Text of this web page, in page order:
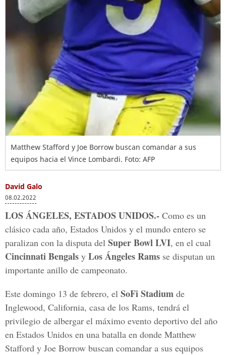
Matthew Stafford y Joe Borrow buscan comandar a sus
equipos hacia el Vince Lombardi. Foto: AFP
David Galo
08.02.2022
LOS ÁNGELES, ESTADOS UNIDOS.- Como es un
clásico cada año, Estados Unidos y el mundo entero se
paralizan con la disputa del Super BowlLVI, en el cual
Cincinnati Bengals y Los Ángeles Rams se disputan un
importante anillo de campeonato.
Este domingo 13 de febrero, el SoFi Stadium de
Inglewood, California, casa de los Rams, tendrá el
privilegio de albergar el máximo evento deportivo del año
en Estados Unidos en una batalla en donde Matthew
Stafford y Joe Borrow buscan comandar a sus equipos